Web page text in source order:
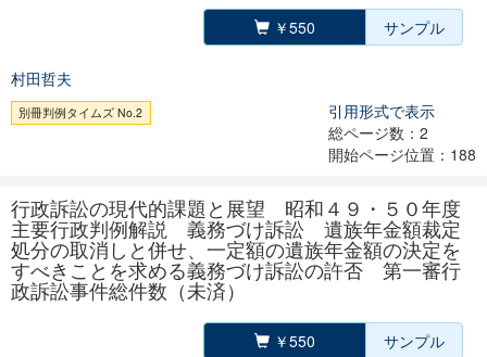
￥550 サンプル
村田哲夫
別冊判例タイムズ No.2
引用形式で表示
総ページ数：2
開始ページ位置：188
行政訴訟の現代的課題と展望 昭和４９・５０年度
主要行政判例解説 義務づけ訴訟 遺族年金額裁定
処分の取消しと併せ、一定額の遺族年金額の決定を
すべきことを求める義務づけ訴訟の許否 第一審行
政訴訟事件総件数（未済）
￥550 サンプル